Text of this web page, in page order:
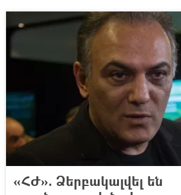
«ՀԺ». Ձերբակալվել են